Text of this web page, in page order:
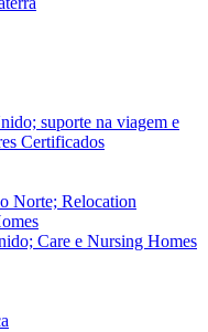
suporte na viagem e
Certificados
Norte; Relocation
Care e Nursing Homes